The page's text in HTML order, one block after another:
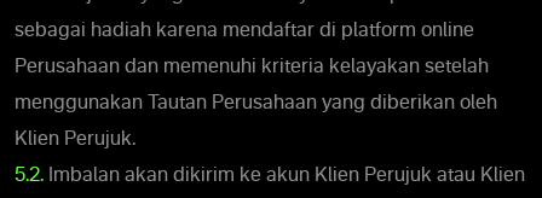
sebagai hadiah karena mendaftar di platform online
Perusahaan dan memenuhi kriteria kelayakan setelah
menggunakan Tautan Perusahaan yang diberikan oleh
Klien Perujuk.
5.2. Imbalan akan dikirim ke akun Klien Perujuk atau Klien